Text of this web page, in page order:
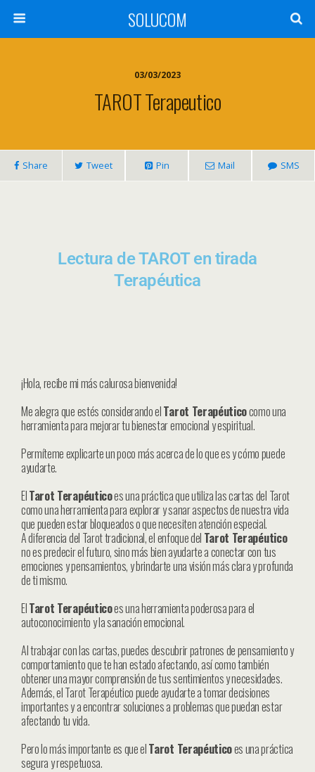
SOLUCOM
03/03/2023
TAROT Terapeutico
Share Tweet Pin Mail SMS
Lectura de TAROT en tirada
Terapéutica
¡Hola, recibe mi más calurosa bienvenida!
Me alegra que estés considerando elTarot Terapéuticocomo una
herramienta para mejorar tu bienestar emocional y espiritual.
Permíteme explicarte un poco más acerca de lo que es y cómo puede
ayudarte.
ElTarot Terapéuticoes una práctica que utiliza las cartas del Tarot
como una herramienta para explorar y sanar aspectos de nuestra vida
que pueden estar bloqueados o que necesiten atención especial.
A diferencia del Tarot tradicional, el enfoque del Tarot Terapéutico
no es predecir el futuro, sino más bien ayudarte a conectar con tus
emociones y pensamientos, y brindarte una visión más clara y profunda
de ti mismo.
ElTarot Terapéuticoes una herramienta poderosa para el
autoconocimiento y la sanación emocional.
Al trabajar con las cartas, puedes descubrir patrones de pensamiento y
comportamiento que te han estado afectando, así como también
obtener una mayor comprensión de tus sentimientos y necesidades.
Además, el Tarot Terapéutico puede ayudarte a tomar decisiones
importantes y a encontrar soluciones a problemas que puedan estar
afectando tu vida.
Pero lo más importante es que elTarot Terapéuticoes una práctica
segura y respetuosa.